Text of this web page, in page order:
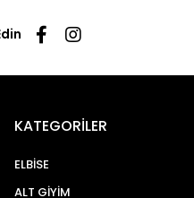
KATEGORİLER
ELBİSE
ALT GİYİM